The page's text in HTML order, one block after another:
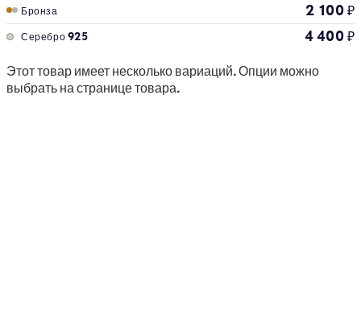
Бронза 2 100₽
Серебро 925 4 400₽
Этот товар имеет несколько вариаций. Опции можно
выбрать на странице товара.